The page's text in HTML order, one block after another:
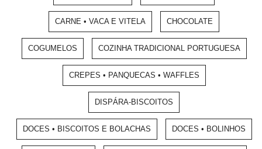
CARNE • VACA E VITELA CHOCOLATE
COGUMELOS COZINHA TRADICIONAL PORTUGUESA
CREPES • PANQUECAS • WAFFLES
DISPÁRA-BISCOITOS
DOCES • BISCOITOS E BOLACHAS DOCES • BOLINHOS